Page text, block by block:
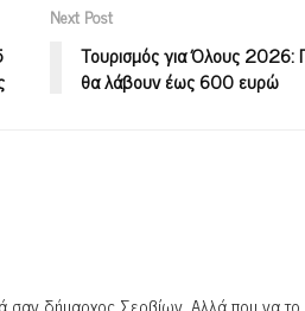
Next Post
Τουρισμός για Όλους 2026:
θα λάβουν έως 600 ευρώ